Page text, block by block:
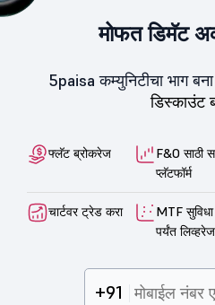
मोफत डिमॅट
5paisa कम्युनिटीचा भाग
डिस्काउंट
फ्लॅट ब्रोकरेज
F&O साठी
प्लॅटफॉर्म
चार्टवर ट्रेड करा
MTF
पर्यंत लिव्हरेज
+91